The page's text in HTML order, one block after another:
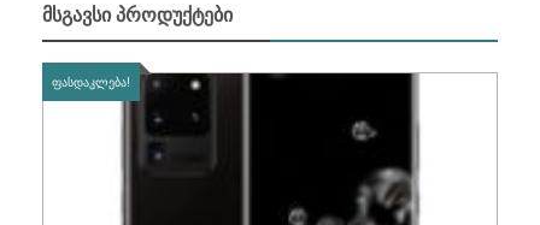
ᲛᲡᲒᲐᲕᲡᲘ ᲞᲠᲝᲓᲣᲥᲢᲔᲑᲘ
ᲤᲐᲡᲓᲐᲙᲚᲔᲑᲐ!